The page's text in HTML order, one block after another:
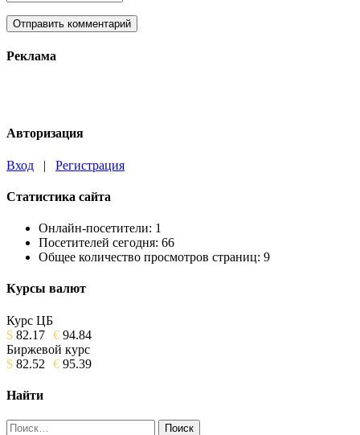
Реклама
Авторизация
Вход | Регистрация
Статистика сайта
Онлайн-посетители: 1
Посетителей сегодня: 66
Общее количество просмотров страниц: 9
Курсы валют
Курс ЦБ
$ 82.17 € 94.84
Биржевой курс
$ 82.52 € 95.39
Найти
Найти: